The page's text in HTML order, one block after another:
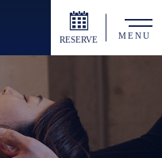
RESERVE MENU